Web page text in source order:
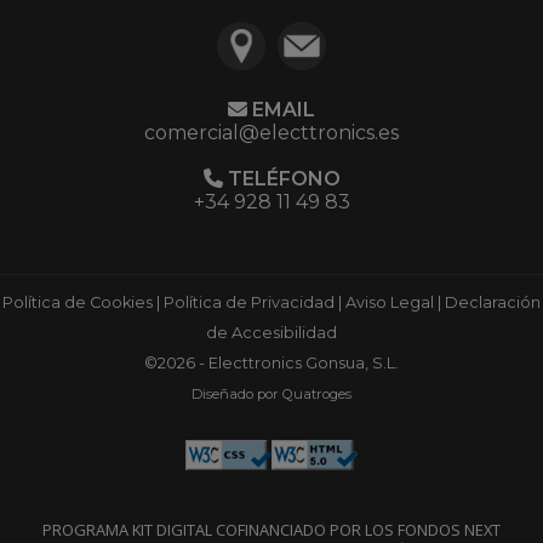
EMAIL
comercial@electtronics.es
TELÉFONO
+34 928 11 49 83
Política de Cookies Política de Privacidad Aviso Legal
Declaración
de Accesibilidad
©2026 - Electtronics Gonsua, S.L.
Diseñado por Quatroges
PROGRAMA KIT DIGITAL COFINANCIADO POR LOS FONDOS NEXT